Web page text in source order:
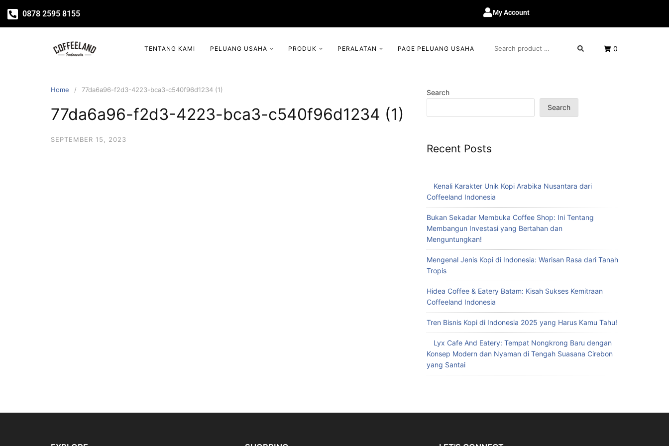
0878 2595 8155 My Account
0
TENTANG KAMI PELUANG USAHA PRODUK PERALATAN PAGE PELUANG USAHA
Home 77da6a96-f2d3-4223-bca3-c540f96d1234 (1)
77da6a96-f2d3-4223-bca3-c540f96d1234 (1)
SEPTEMBER 15, 2023
Search
Search
Recent Posts
Kenali Karakter Unik Kopi Arabika Nusantara dari
Coffeeland Indonesia
Bukan Sekadar Membuka Coffee Shop: Ini Tentang
Membangun Investasi yang Bertahan dan
Menguntungkan!
Mengenal Jenis Kopi di Indonesia: Warisan Rasa dari Tanah
Tropis
Hidea Coffee & Eatery Batam: Kisah Sukses Kemitraan
Coffeeland Indonesia
Tren Bisnis Kopi di Indonesia 2025 yang Harus Kamu Tahu!
Lyx Cafe And Eatery: Tempat Nongkrong Baru dengan
Konsep Modern dan Nyaman di Tengah Suasana Cirebon
yang Santai